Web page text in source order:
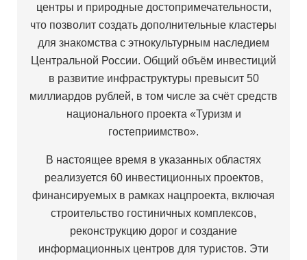
центры и природные достопримечательности,
что позволит создать дополнительные кластеры
для знакомства с этнокультурным наследием
Центральной России. Общий объём инвестиций
в развитие инфраструктуры превысит 50
миллиардов рублей, в том числе за счёт средств
национального проекта «Туризм и
гостеприимство».
В настоящее время в указанных областях
реализуется 60 инвестиционных проектов,
финансируемых в рамках нацпроекта, включая
строительство гостиничных комплексов,
реконструкцию дорог и создание
информационных центров для туристов. Эти